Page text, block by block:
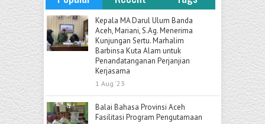
Kepala MA Darul Ulum Banda
Aceh, Mariani, S.Ag. Menerima
Kunjungan Sertu. Marhalim
Barbinsa Kuta Alam untuk
Penandatanganan Perjanjian
Kerjasama
1 Aug '23
Balai Bahasa Provinsi Aceh
Fasilitasi Program Pengutamaan